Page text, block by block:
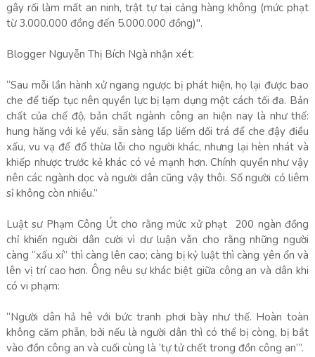
gây rối làm mất an ninh, trật tự tại cảng hàng không (mức phạt
từ 3.000.000 đồng đến 5.000.000 đồng)".
Blogger Nguyễn Thị Bích Ngà nhận xét:
“Sau mỗi lần hành xử ngang ngược bị phát hiện, họ lại được bao
che để tiếp tục nên quyền lực bị lạm dụng một cách tối đa. Bản
chất của chế độ, bản chất ngành công an hiện nay là như thế:
hung hăng với kẻ yếu, sẵn sàng lấp liếm dối trá để che đậy điều
xấu, vu vạ để đổ thừa lỗi cho người khác, nhưng lại hèn nhát và
khiếp nhược trước kẻ khác có vẻ mạnh hơn. Chính quyền như vậy
nên các ngành dọc và người dân cũng vậy thôi. Số người có liêm
sỉ không còn nhiều.”
Luật sư Phạm Công Út cho rằng mức xử phạt 200 ngàn đồng
chỉ khiến người dân cười vì dư luận vẫn cho rằng những người
càng “xấu xí” thì càng lên cao; càng bị kỷ luật thì càng yên ổn và
lên vị trí cao hơn. Ông nêu sự khác biệt giữa công an và dân khi
có vi phạm:
“Người dân hả hê với bức tranh phơi bày như thế. Hoàn toàn
không căm phẫn, bởi nếu là người dân thì có thể bị còng, bị bắt
vào đồn công an và cuối cùng là ‘tự tử chết trong đồn công an’”.